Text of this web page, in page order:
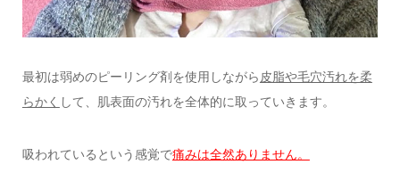
最初は弱めのピーリング剤を使用しながら 皮脂や毛穴汚れを柔
らかく して、肌表面の汚れを全体的に取っていきます。
吸われているという感覚で痛みは全然ありません。